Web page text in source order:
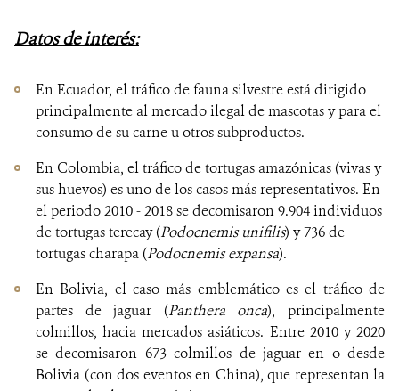
Datos de interés:
En Ecuador, el tráfico de fauna silvestre está dirigido
principalmente al mercado ilegal de mascotas y para el
consumo de su carne u otros subproductos.
En Colombia, el tráfico de tortugas amazónicas (vivas y
sus huevos) es uno de los casos más representativos. En
el periodo 2010 - 2018 se decomisaron 9.904 individuos
de tortugas terecay (Podocnemis unifilis) y 736 de
tortugas charapa (Podocnemis expansa).
En Bolivia, el caso más emblemático es el tráfico de
partes de jaguar (Panthera onca), principalmente
colmillos, hacia mercados asiáticos. Entre 2010 y 2020
se decomisaron 673 colmillos de jaguar en o desde
Bolivia (con dos eventos en China), que representan la